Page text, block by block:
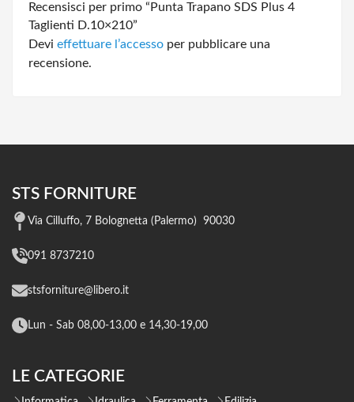
Recensisci per primo “Punta Trapano SDS Plus 4
Taglienti D.10×210”
Devi effettuare l’accesso per pubblicare una
recensione.
STS FORNITURE
Via Cilluffo, 7 Bolognetta (Palermo) 90030
091 8737210
stsforniture@libero.it
Lun - Sab 08,00-13,00 e 14,30-19,00
LE CATEGORIE